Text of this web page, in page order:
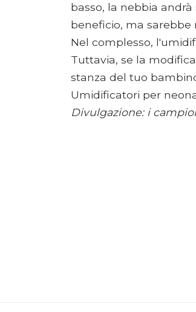
basso, la nebbia
beneficio, ma sarebbe
Nel complesso,
Tuttavia, se la
stanza del tuo
Umidificatori per
Divulgazione: i